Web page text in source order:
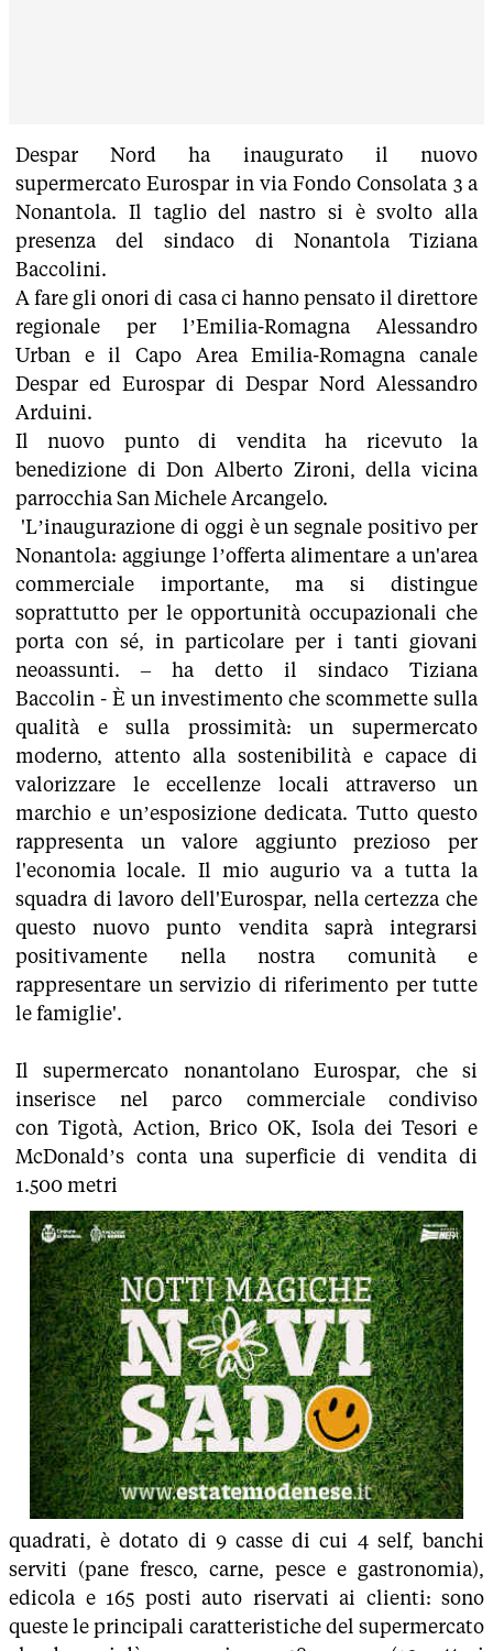
Despar Nord ha inaugurato il nuovo
supermercato Eurospar in via Fondo Consolata 3 a
Nonantola. Il taglio del nastro si è svolto alla
presenza del sindaco di Nonantola Tiziana
Baccolini.
A fare gli onori di casa ci hanno pensato il direttore
regionale per l’Emilia-Romagna Alessandro
Urban e il Capo Area Emilia-Romagna canale
Despar ed Eurospar di Despar Nord Alessandro
Arduini.
Il nuovo punto di vendita ha ricevuto la
benedizione di Don Alberto Zironi, della vicina
parrocchia San Michele Arcangelo.
'L’inaugurazione di oggi è un segnale positivo per
Nonantola: aggiunge l’offerta alimentare a un'area
commerciale importante, ma si distingue
soprattutto per le opportunità occupazionali che
porta con sé, in particolare per i tanti giovani
neoassunti. – ha detto il sindaco Tiziana
Baccolin - È un investimento che scommette sulla
qualità e sulla prossimità: un supermercato
moderno, attento alla sostenibilità e capace di
valorizzare le eccellenze locali attraverso un
marchio e un’esposizione dedicata. Tutto questo
rappresenta un valore aggiunto prezioso per
l'economia locale. Il mio augurio va a tutta la
squadra di lavoro dell'Eurospar, nella certezza che
questo nuovo punto vendita saprà integrarsi
positivamente nella nostra comunità e
rappresentare un servizio di riferimento per tutte
le famiglie'.
Il supermercato nonantolano Eurospar, che si
inserisce nel parco commerciale condiviso
con Tigotà, Action, Brico OK, Isola dei Tesori e
McDonald’s conta una superficie di vendita di
1.500 metri
quadrati, è dotato di 9 casse di cui 4 self, banchi
serviti (pane fresco, carne, pesce e gastronomia),
edicola e 165 posti auto riservati ai clienti: sono
queste le principali caratteristiche del supermercato